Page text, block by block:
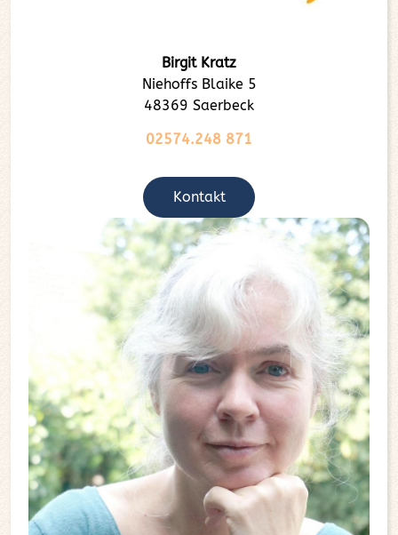
Birgit Kratz
Niehoffs Blaike 5
48369 Saerbeck
02574.248 871
Kontakt